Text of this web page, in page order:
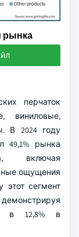
рынка
перчаток
виниловые,
В 2024 году
49,1% рынка
включая
ощущения
этот сегмент
в 12,8% в